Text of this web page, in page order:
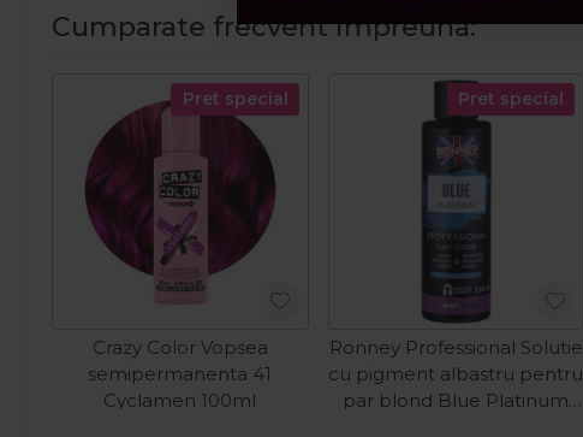
Cumparate frecvent impreuna:
Pret special
Crazy Color Vopsea
semipermanenta 41
Cyclamen 100ml
Pret special
Ronney Professional Solutie
cu pigment albastru pentru
par blond Blue Platinum